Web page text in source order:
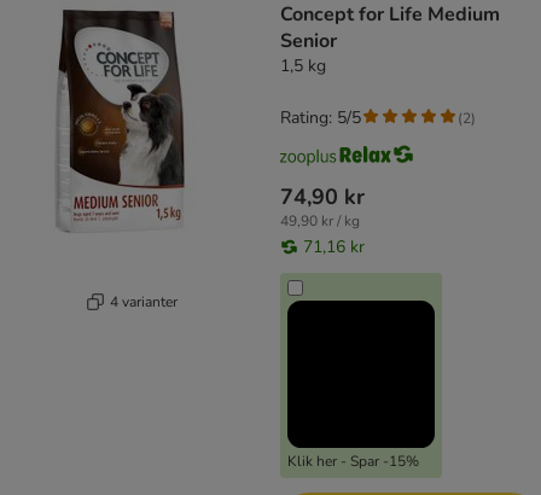
4 varianter
Concept for Life Medium
Senior
1,5 kg
74,90 kr
49,90 kr / kg
71,16 kr
Klik her - Spar -15%
Rating: 5/5 (2)